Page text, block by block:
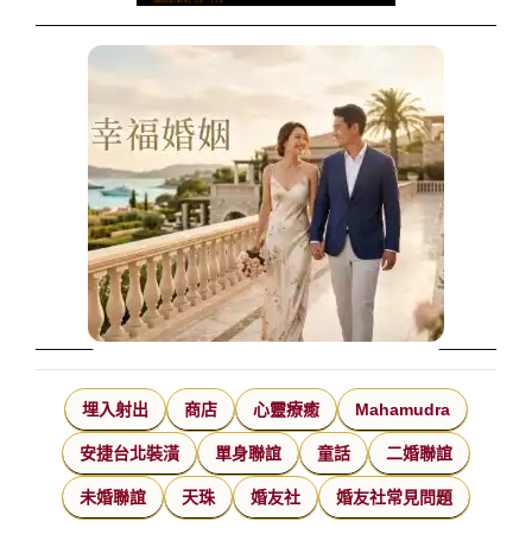
埋入射出 商店 心靈療癒 Mahamudra
安捷台北裝潢 單身聯誼 童話 二婚聯誼
未婚聯誼 天珠 婚友社 婚友社常見問題